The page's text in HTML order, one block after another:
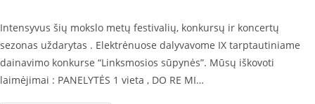
Intensyvus šių mokslo metų festivalių, konkursų ir koncertų
sezonas uždarytas . Elektrėnuose dalyvavome IX tarptautiniame
dainavimo konkurse “Linksmosios sūpynės”. Mūsų iškovoti
laimėjimai : PANELYTĖS 1 vieta , DO RE MI…